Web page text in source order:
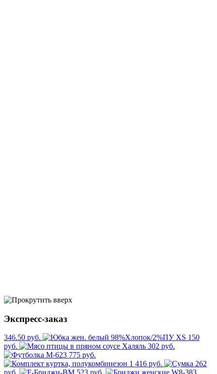
Экспресс-заказ
346.50 руб.
150
руб.
302 руб.
775 руб.
1 416 руб.
262